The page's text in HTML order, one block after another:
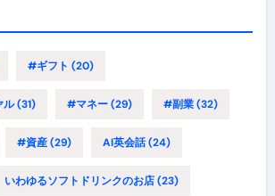
#ギフト (20)
ル(31) #マネー(29) #副業(32)
#資産(29) AI英会話(24)
いわゆるソフトドリンクのお店(23)